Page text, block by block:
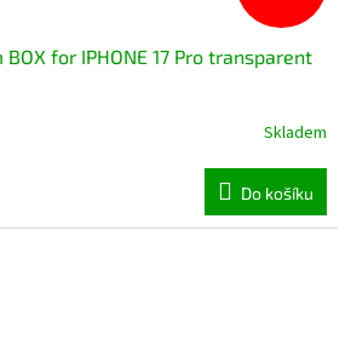
BOX for IPHONE 17 Pro transparent
Skladem
Do košíku